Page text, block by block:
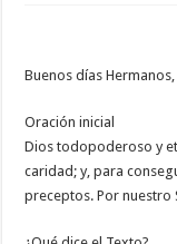
Buenos días Hermanos,
Oración inicial
Dios todopoderoso y
caridad; y, para
preceptos. Por nuestro